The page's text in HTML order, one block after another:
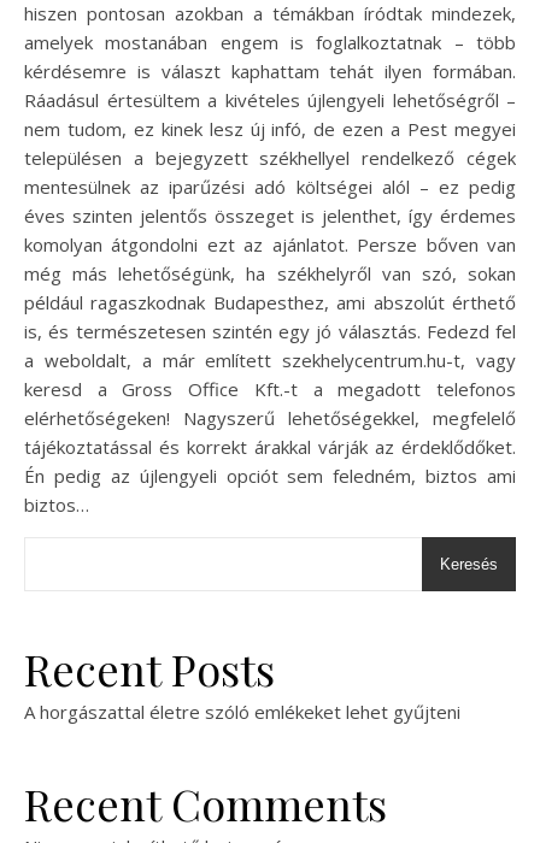
hiszen pontosan azokban a témákban íródtak mindezek,
amelyek mostanában engem is foglalkoztatnak – több
kérdésemre is választ kaphattam tehát ilyen formában.
Ráadásul értesültem a kivételes újlengyeli lehetőségről –
nem tudom, ez kinek lesz új infó, de ezen a Pest megyei
településen a bejegyzett székhellyel rendelkező cégek
mentesülnek az iparűzési adó költségei alól – ez pedig
éves szinten jelentős összeget is jelenthet, így érdemes
komolyan átgondolni ezt az ajánlatot. Persze bőven van
még más lehetőségünk, ha székhelyről van szó, sokan
például ragaszkodnak Budapesthez, ami abszolút érthető
is, és természetesen szintén egy jó választás. Fedezd fel
a weboldalt, a már említett szekhelycentrum.hu-t, vagy
keresd a Gross Office Kft.-t a megadott telefonos
elérhetőségeken! Nagyszerű lehetőségekkel, megfelelő
tájékoztatással és korrekt árakkal várják az érdeklődőket.
Én pedig az újlengyeli opciót sem feledném, biztos ami
biztos…
Keresés
Recent Posts
A horgászattal életre szóló emlékeket lehet gyűjteni
Recent Comments